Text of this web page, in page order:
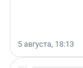
5 августа, 18:13